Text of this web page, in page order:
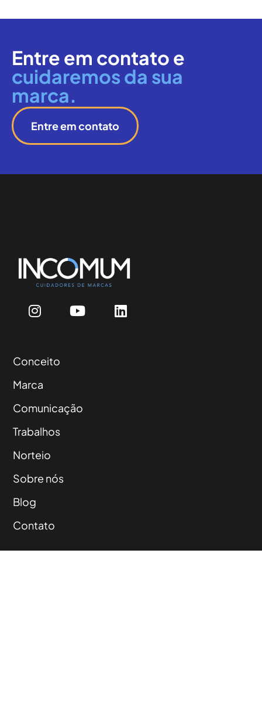
Entre em contato e
cuidaremos da sua
marca.
Entre em contato
Conceito
Marca
Comunicação
Trabalhos
Norteio
Sobre nós
Blog
Contato